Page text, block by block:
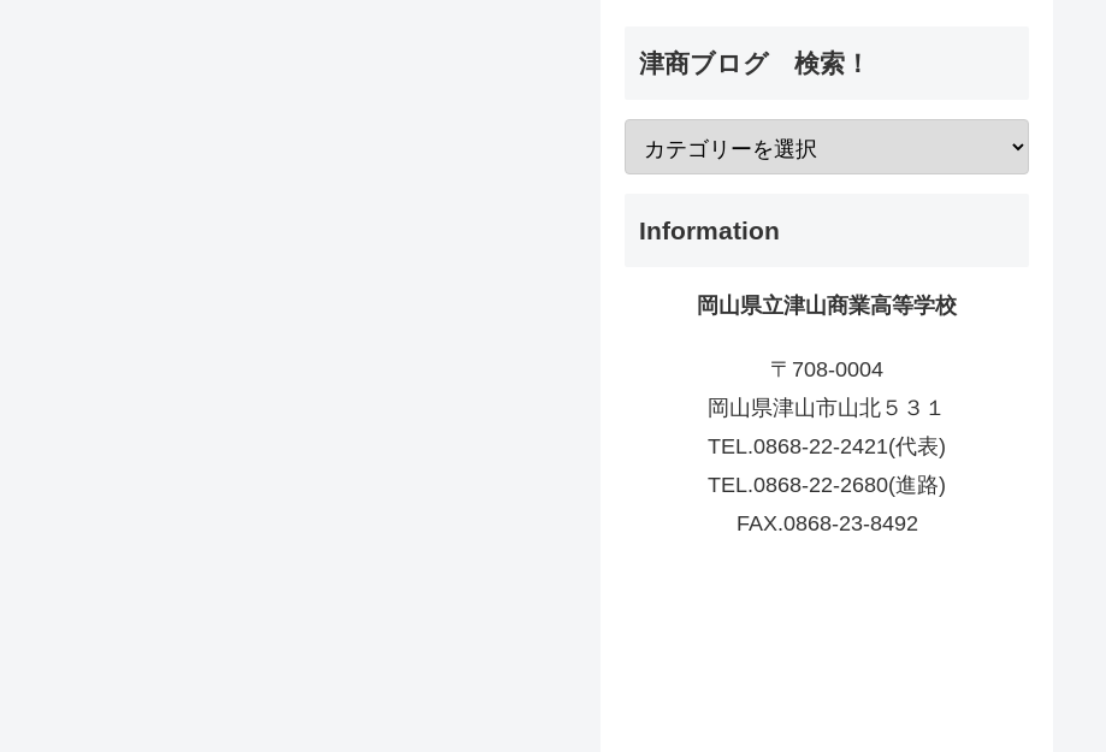
津商ブログ 検索！
Information
岡山県立津山商業高等学校
〒708-0004
岡山県津山市山北５３１
TEL.0868-22-2421(代表)
TEL.0868-22-2680(進路)
FAX.0868-23-8492